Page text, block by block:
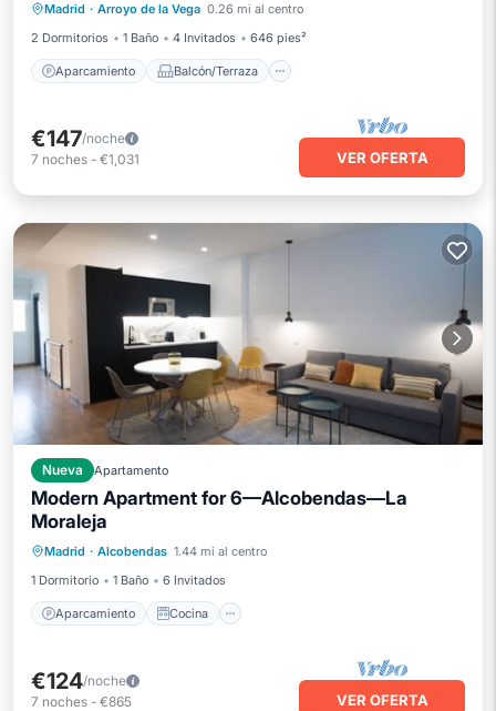
Madrid · Arroyo de la Vega 0.26 mi al centro
2 Dormitorios
1 Baño 4 Invitados 646 pies²
Aparcamiento Balcón/Terraza
Cocina
Aire acondicionado
€147/noche
7 noches - €1,031 VER OFERTA
Nueva Apartamento
Modern Apartment for 6—Alcobendas—La
Moraleja
Madrid · Alcobendas 1.44 mi al centro
1 Dormitorio
1 Baño 6 Invitados
Aparcamiento Cocina
Aire acondicionado
€124/noche
7 noches - €865 VER OFERTA